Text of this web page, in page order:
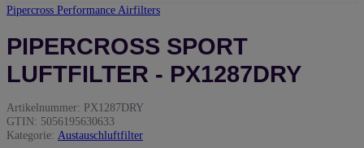
Pipercross Performance Airfilters
PIPERCROSS SPORT
LUFTFILTER - PX1287DRY
Artikelnummer: PX1287DRY
GTIN: 5056195630633
Kategorie: Austauschluftfilter